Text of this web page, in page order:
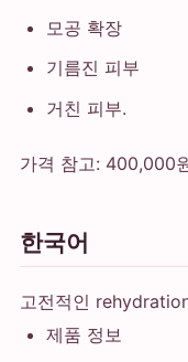
모공 확장
기름진 피부
거친 피부.
가격 참고: 400,000
한국어
고전적인
제품 정보